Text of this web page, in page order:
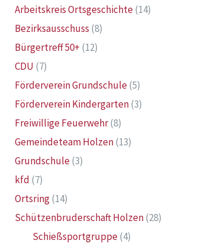
Arbeitskreis Ortsgeschichte(14)
Bezirksausschuss (8)
Bürgertreff 50+ (12)
CDU (7)
Förderverein Grundschule(5)
Förderverein Kindergarten(3)
Freiwillige Feuerwehr(8)
Gemeindeteam Holzen(13)
Grundschule(3)
kfd (7)
Ortsring(14)
Schützenbruderschaft Holzen(28)
Schießsportgruppe(4)